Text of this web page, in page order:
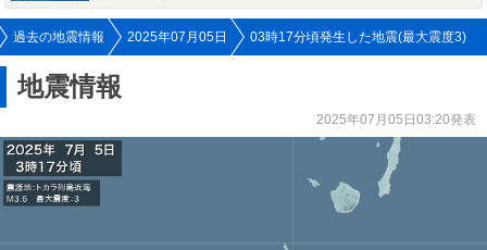
過去の地震情報 2025年07月05日 03時17分頃発生した地震(最大震度3)
地震情報
2025年07月05日03:20発表